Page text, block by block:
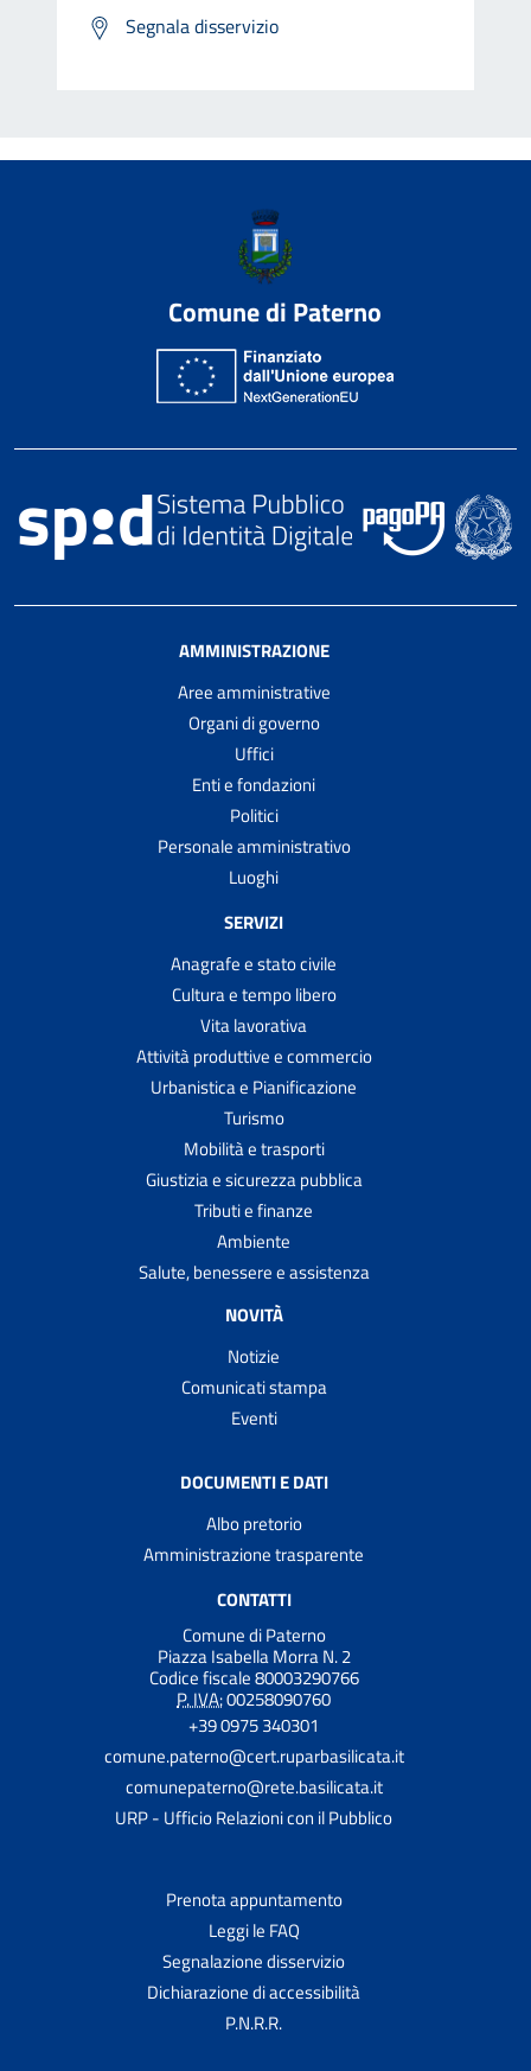
Segnala disservizio
Comune di Paterno
AMMINISTRAZIONE
Aree amministrative
Organi di governo
Uffici
Enti e fondazioni
Politici
Personale amministrativo
Luoghi
SERVIZI
Anagrafe e stato civile
Cultura e tempo libero
Vita lavorativa
Attività produttive e commercio
Urbanistica e Pianificazione
Turismo
Mobilità e trasporti
Giustizia e sicurezza pubblica
Tributi e finanze
Ambiente
Salute, benessere e assistenza
NOVITÀ
Notizie
Comunicati stampa
Eventi
DOCUMENTI E DATI
Albo pretorio
Amministrazione trasparente
CONTATTI
Comune di Paterno
Piazza Isabella Morra N. 2
Codice fiscale 80003290766
P. IVA:00258090760
+39 0975 340301
comune.paterno@cert.ruparbasilicata.it
comunepaterno@rete.basilicata.it
URP - Ufficio Relazioni con il Pubblico
Prenota appuntamento
Leggi le FAQ
Segnalazione disservizio
Dichiarazione di accessibilità
P.N.R.R.